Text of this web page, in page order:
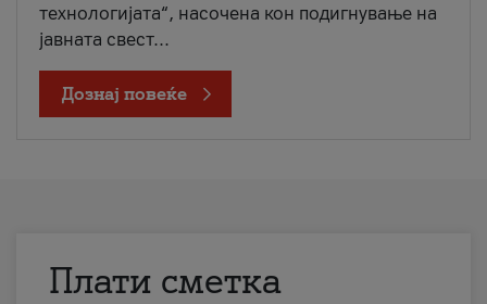
технологијата“, насочена кон подигнување на
јавната свест...
Дознај повеќе
Плати сметка